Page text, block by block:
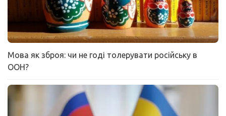
Мова як зброя: чи не годі толерувати російську в
ООН?